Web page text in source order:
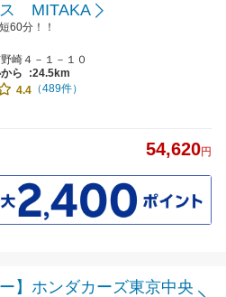
ス MITAKA
60分！！
崎４－１－１０
ら
:24.5km
4.4 （489件）
54,620円
】ホンダカーズ東京中央